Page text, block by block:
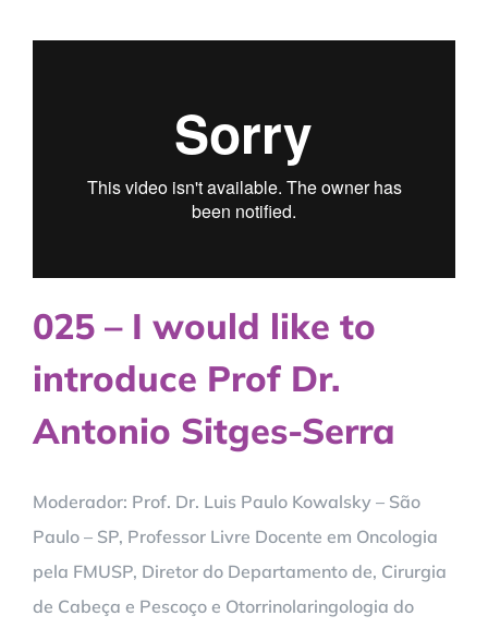
025 – I would like to
introduce Prof Dr.
Antonio Sitges-Serra
Moderador: Prof. Dr. Luis Paulo Kowalsky – São
Paulo – SP, Professor Livre Docente em Oncologia
pela FMUSP, Diretor do Departamento de, Cirurgia
de Cabeça e Pescoço e Otorrinolaringologia do